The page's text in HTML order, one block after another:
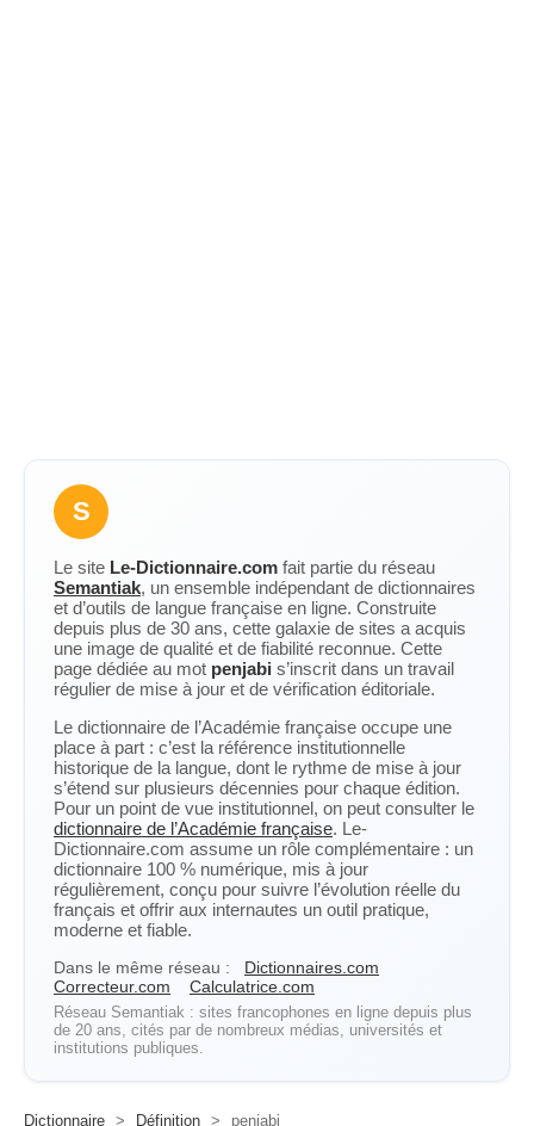
S
Le site Le-Dictionnaire.com fait partie du réseau
Semantiak, un ensemble indépendant de dictionnaires
et d’outils de langue française en ligne. Construite
depuis plus de 30 ans, cette galaxie de sites a acquis
une image de qualité et de fiabilité reconnue. Cette
page dédiée au mot penjabi s’inscrit dans un travail
régulier de mise à jour et de vérification éditoriale.
Le dictionnaire de l’Académie française occupe une
place à part : c’est la référence institutionnelle
historique de la langue, dont le rythme de mise à jour
s’étend sur plusieurs décennies pour chaque édition.
Pour un point de vue institutionnel, on peut consulter le
dictionnaire de l’Académie française. Le-
Dictionnaire.com assume un rôle complémentaire : un
dictionnaire 100 % numérique, mis à jour
régulièrement, conçu pour suivre l’évolution réelle du
français et offrir aux internautes un outil pratique,
moderne et fiable.
Dans le même réseau :
Dictionnaires.com
Correcteur.com
Calculatrice.com
Réseau Semantiak : sites francophones en ligne depuis plus
de 20 ans, cités par de nombreux médias, universités et
institutions publiques.
Dictionnaire > Définition > penjabi